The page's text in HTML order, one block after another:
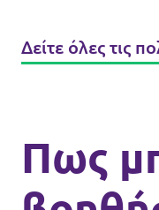
Δείτε όλες τις
Πως